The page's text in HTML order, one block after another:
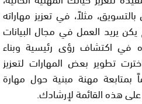
مثلاً، في تعزيز مهاراته
يريد العمل في مجال البيانات
في اكتشاف رؤى رئيسية وبناء
تطوير بعض المهارات لتعزيز
بمتابعة مهنة مبنية حول مهارة
هذه القائمة لإرشادك.